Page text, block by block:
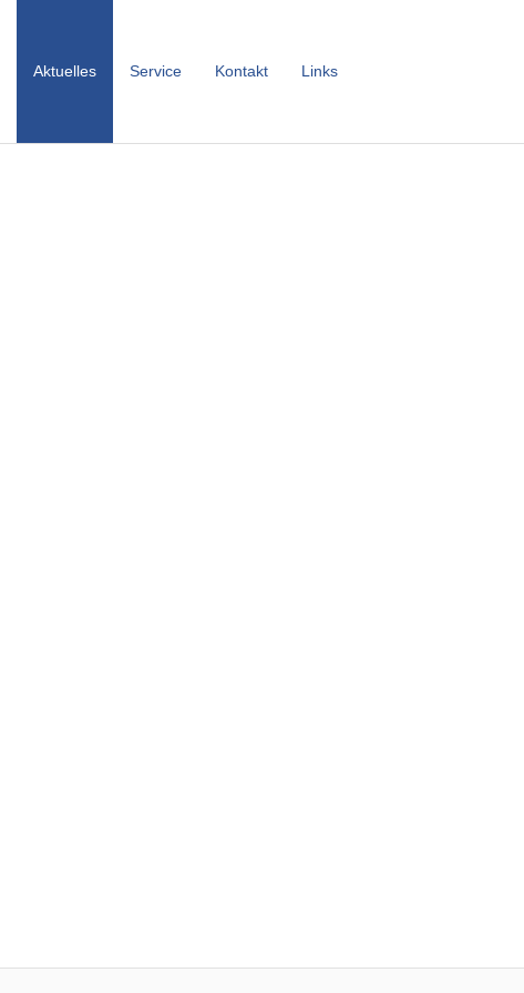
Aktuelles Service Kontakt Links